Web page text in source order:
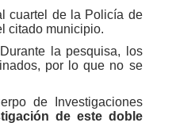
cuartel de la Policía de
citado municipio.
la pesquisa, los
por lo que no se
de Investigaciones
de este doble